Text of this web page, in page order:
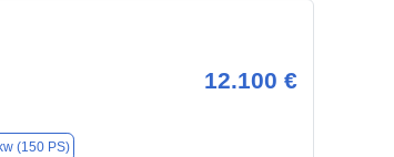
12.100 €
(150 PS)